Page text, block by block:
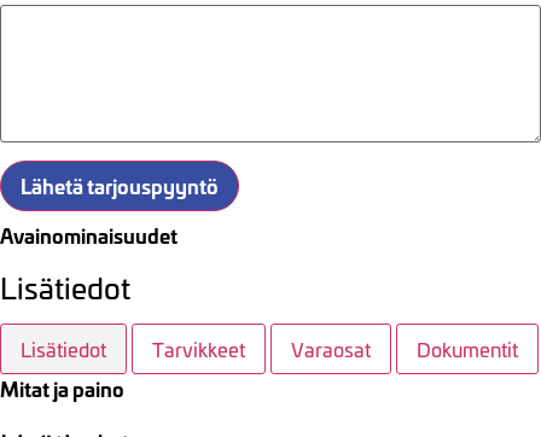
Lähetä tarjouspyyntö
Avainominaisuudet
Lisätiedot
Lisätiedot Tarvikkeet Varaosat Dokumentit
Mitat ja paino